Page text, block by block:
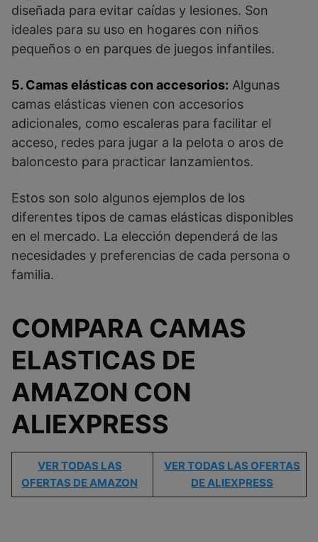
diseñada para evitar caídas y lesiones. Son
ideales para su uso en hogares con niños
pequeños o en parques de juegos infantiles.
5. Camas elásticas con accesorios: Algunas
camas elásticas vienen con accesorios
adicionales, como escaleras para facilitar el
acceso, redes para jugar a la pelota o aros de
baloncesto para practicar lanzamientos.
Estos son solo algunos ejemplos de los
diferentes tipos de camas elásticas disponibles
en el mercado. La elección dependerá de las
necesidades y preferencias de cada persona o
familia.
COMPARA CAMAS
ELASTICAS DE
AMAZON CON
ALIEXPRESS
VER TODAS LAS
OFERTAS DE AMAZON
VER TODAS LAS OFERTAS
DE ALIEXPRESS